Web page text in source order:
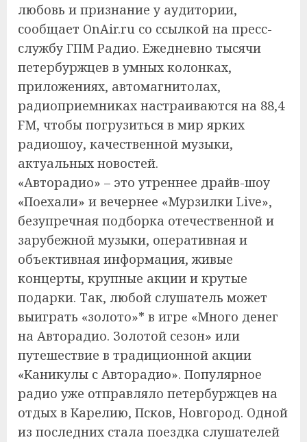
любовь и признание у аудитории,
сообщает OnAir.ru со ссылкой на пресс-
службу ГПМ Радио. Ежедневно тысячи
петербуржцев в умных колонках,
приложениях, автомагнитолах,
радиоприемниках настраиваются на 88,4
FM, чтобы погрузиться в мир ярких
радиошоу, качественной музыки,
актуальных новостей.
«Авторадио» – это утреннее драйв-шоу
«Поехали» и вечернее «Мурзилки Live»,
безупречная подборка отечественной и
зарубежной музыки, оперативная и
объективная информация, живые
концерты, крупные акции и крутые
подарки. Так, любой слушатель может
выиграть «золото»* в игре «Много денег
на Авторадио. Золотой сезон» или
путешествие в традиционной акции
«Каникулы с Авторадио». Популярное
радио уже отправляло петербуржцев на
отдых в Карелию, Псков, Новгород. Одной
из последних стала поездка слушателей